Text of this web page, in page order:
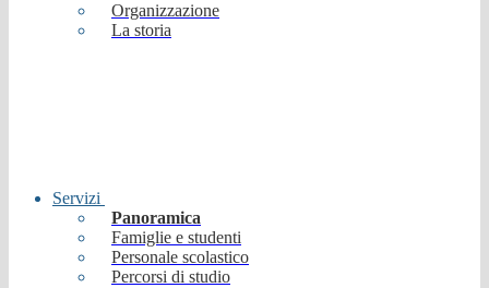
Organizzazione
La storia
Servizi
Panoramica
Famiglie e studenti
Personale scolastico
Percorsi di studio